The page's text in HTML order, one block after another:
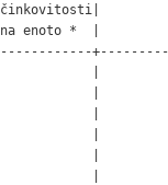
enoto *  |
|             |
|             |
|             |
|